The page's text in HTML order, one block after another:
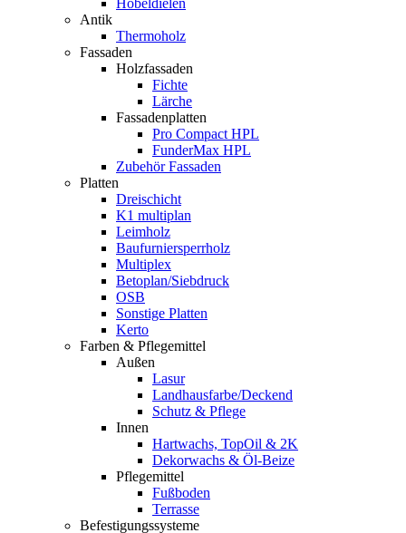
Hobeldielen
Antik
Thermoholz
Fassaden
Holzfassaden
Fichte
Lärche
Fassadenplatten
Pro Compact HPL
FunderMax HPL
Zubehör Fassaden
Platten
Dreischicht
K1 multiplan
Leimholz
Baufurniersperrholz
Multiplex
Betoplan/Siebdruck
OSB
Sonstige Platten
Kerto
Farben & Pflegemittel
Außen
Lasur
Landhausfarbe/Deckend
Schutz & Pflege
Innen
Hartwachs, TopOil & 2K
Dekorwachs & Öl-Beize
Pflegemittel
Fußboden
Terrasse
Befestigungssysteme